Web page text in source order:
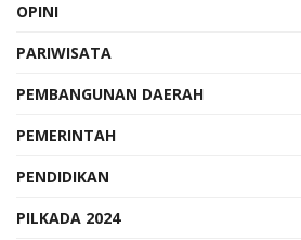
OPINI
PARIWISATA
PEMBANGUNAN DAERAH
PEMERINTAH
PENDIDIKAN
PILKADA 2024